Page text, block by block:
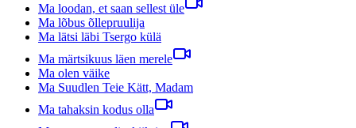
Ma loodan, et saan sellest üle
Ma lõbus õllepruulija
Ma lätsi läbi Tsergo külä
Ma märtsikuus läen merele
Ma olen väike
Ma Suudlen Teie Kätt, Madam
Ma tahaksin kodus olla